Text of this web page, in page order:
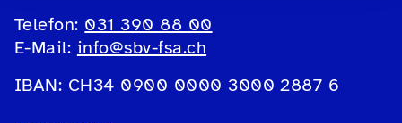
Telefon: 031 390 88 00
E-Mail: info@sbv-fsa.ch
IBAN: CH34 0900 0000 3000 2887 6